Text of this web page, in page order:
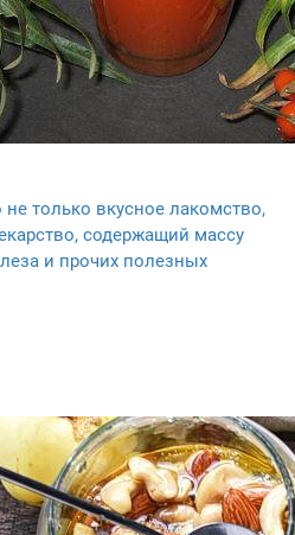
только вкусное лакомство,
содержащий массу
и прочих полезных